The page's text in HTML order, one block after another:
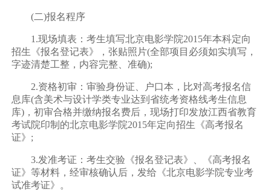
(二)报名程序
1.现场填表：考生填写北京电影学院2015年本科定向
招生《报名登记表》，张贴照片(全部项目必须如实填写，
字迹清楚工整，内容完整、准确);
2.资格初审：审验身份证、户口本，比对高考报名信
息库(含美术与设计学类专业达到省统考资格线考生信息
库)，初审合格并缴纳报名费后，现场打印发放江西省教育
考试院印制的北京电影学院2015年定向招生《高考报名
证》;
3.发准考证：考生交验《报名登记表》、《高考报名
证》等材料，经审核确认后，发给《北京电影学院专业考
试准考证》。